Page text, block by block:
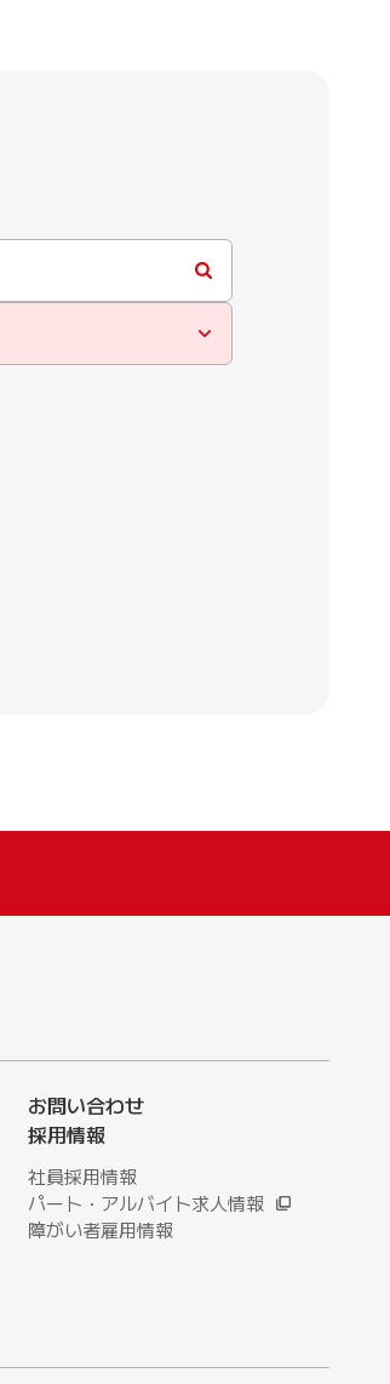
お問い合わせ
採用情報
社員採用情報
パート・アルバイト求人情報
障がい者雇用情報